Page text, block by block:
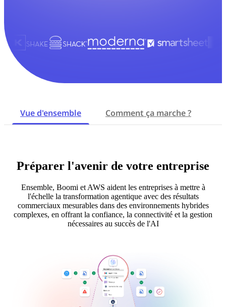
Vue d'ensemble Comment ça marche ?
Préparer l'avenir de votre entreprise
Ensemble, Boomi et AWS aident les entreprises à mettre à
l'échelle la transformation agentique avec des résultats
commerciaux mesurables dans des environnements hybrides
complexes, en offrant la confiance, la connectivité et la gestion
nécessaires au succès de l'AI